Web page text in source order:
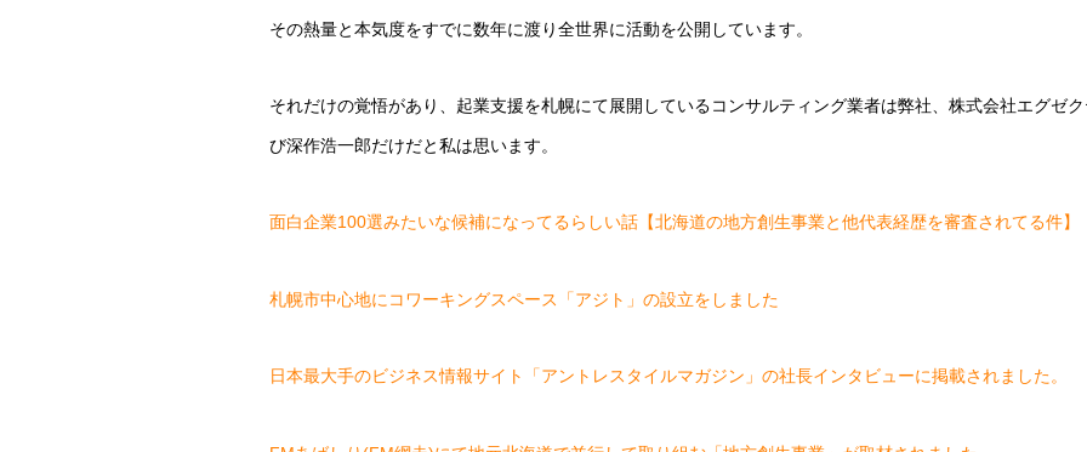
その熱量と本気度をすでに数年に渡り全世界に活動を公開しています。
それだけの覚悟があり、起業支援を札幌にて展開しているコンサルティング業者は弊社、株式会社エグゼ
び深作浩一郎だけだと私は思います。
面白企業100選みたいな候補になってるらしい話【北海道の地方創生事業と他代表経歴を審査されてる件】
札幌市中心地にコワーキングスペース「アジト」の設立をしました
日本最大手のビジネス情報サイト「アントレスタイルマガジン」の社長インタビューに掲載されました。